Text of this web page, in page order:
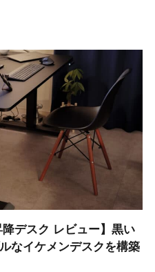
降デスク レビュー】黒い
なイケメンデスクを構築